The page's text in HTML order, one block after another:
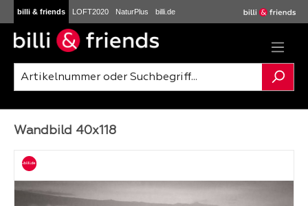
Zum Hauptinhalt springen
billi & friends LOFT2020 NaturPlus billi.de
Bildergalerie überspringen
Wandbild 40x118